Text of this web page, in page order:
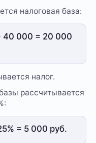
налоговая база:
40 000 = 20 000
налог.
рассчитывается
= 5 000 руб.